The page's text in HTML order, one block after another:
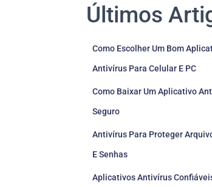
Últimos
Como Escolher Um Bom
Antivírus Para Celular E PC
Como Baixar Um Aplicativo
Seguro
Antivírus Para Proteger
E Senhas
Aplicativos Antivírus